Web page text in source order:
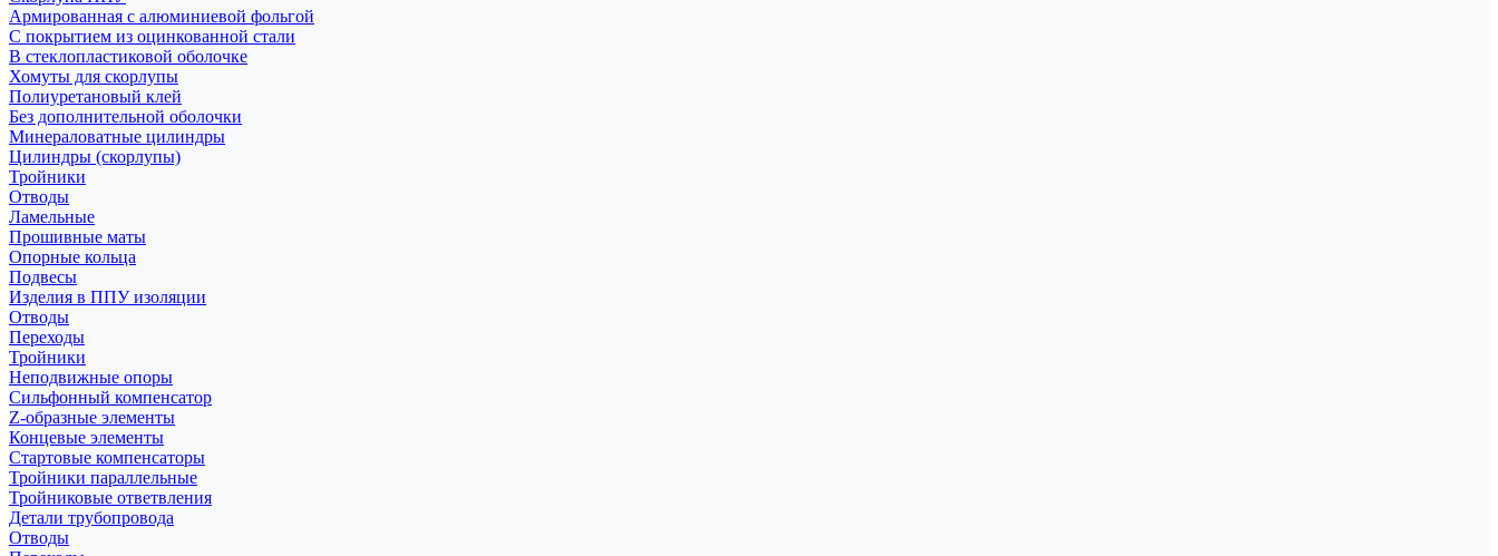
Армированная с алюминиевой фольгой
С покрытием из оцинкованной стали
В стеклопластиковой оболочке
Хомуты для скорлупы
Полиуретановый клей
Без дополнительной оболочки
Минераловатные цилиндры
Цилиндры (скорлупы)
Тройники
Отводы
Ламельные
Прошивные маты
Опорные кольца
Подвесы
Изделия в ППУ изоляции
Отводы
Переходы
Тройники
Неподвижные опоры
Cильфонный компенсатор
Z-образные элементы
Концевые элементы
Стартовые компенсаторы
Тройники параллельные
Тройниковые ответвления
Детали трубопровода
Отводы